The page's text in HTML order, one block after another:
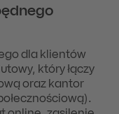
dla klientów
który łączy
oraz kantor